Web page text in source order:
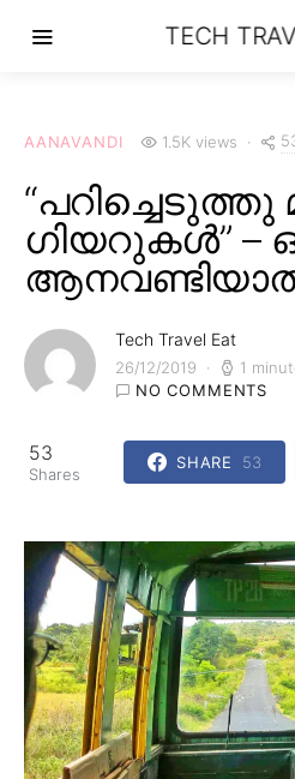
TECH
AANAVANDI 1.5K views
“പറിച്ചെടുത്തു
ഗിയറുകൾ” –
Tech Travel Eat
26/12/2019
1
NO COMMENTS
53
Shares
SHARE 53